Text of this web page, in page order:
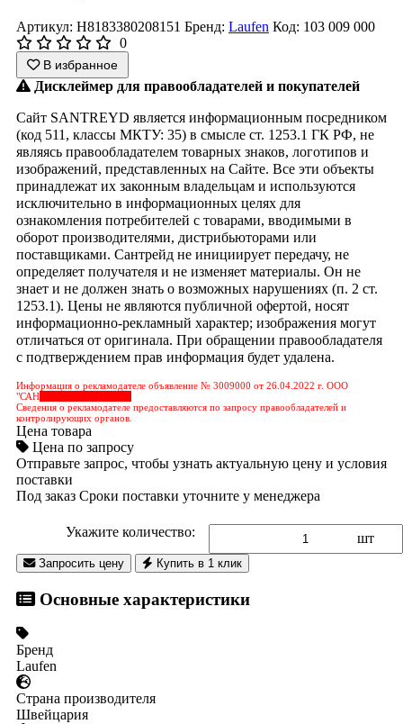
Артикул: H8183380208151 Бренд: Laufen Код: 103 009 000
0
В избранное
Дисклеймер для правообладателей и покупателей
Сайт SANTREYD является информационным посредником
(код 511, классы МКТУ: 35) в смысле ст. 1253.1 ГК РФ, не
являясь правообладателем товарных знаков, логотипов и
изображений, представленных на Сайте. Все эти объекты
принадлежат их законным владельцам и используются
исключительно в информационных целях для
ознакомления потребителей с товарами, вводимыми в
оборот производителями, дистрибьюторами или
поставщиками. Сантрейд не инициирует передачу, не
определяет получателя и не изменяет материалы. Он не
знает и не должен знать о возможных нарушениях (п. 2 ст.
1253.1). Цены не являются публичной офертой, носят
информационно-рекламный характер; изображения могут
отличаться от оригинала. При обращении правообладателя
с подтверждением прав информация будет удалена.
Информация о рекламодателе объявление № 3009000 от 26.04.2022 г. ООО
"САН
Сведения о рекламодателе предоставляются по запросу правообладателей и
контролирующих органов.
Цена товара
Цена по запросу
Отправьте запрос, чтобы узнать актуальную цену и условия
поставки
Под заказ Сроки поставки уточните у менеджера
Укажите количество: шт
Запросить цену Купить в 1 клик
Основные характеристики
Бренд
Laufen
Страна производителя
Швейцария